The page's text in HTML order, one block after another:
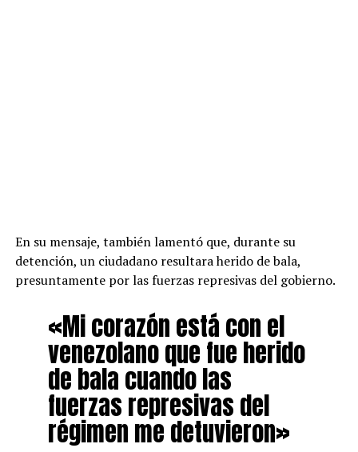
En su mensaje, también lamentó que, durante su
detención, un ciudadano resultara herido de bala,
presuntamente por las fuerzas represivas del gobierno.
«Mi corazón está con el
venezolano que fue herido
de bala cuando las
fuerzas represivas del
régimen me detuvieron»